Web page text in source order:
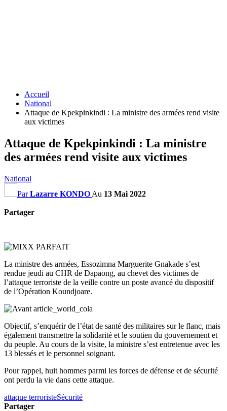
Accueil
National
Attaque de Kpekpinkindi : La ministre des armées rend visite
aux victimes
Attaque de Kpekpinkindi : La ministre
des armées rend visite aux victimes
National
ParLazarre KONDO Au 13 Mai 2022
Partager
La ministre des armées, Essozimna Marguerite Gnakade s’est
rendue jeudi au CHR de Dapaong, au chevet des victimes de
l’attaque terroriste de la veille contre un poste avancé du dispositif
de l’Opération Koundjoare.
Objectif, s’enquérir de l’état de santé des militaires sur le flanc, mais
également transmettre la solidarité et le soutien du gouvernement et
du peuple. Au cours de la visite, la ministre s’est entretenue avec les
13 blessés et le personnel soignant.
Pour rappel, huit hommes parmi les forces de défense et de sécurité
ont perdu la vie dans cette attaque.
attaque terroristeSécurité
Partager